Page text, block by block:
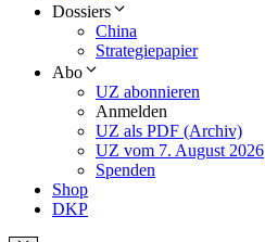
Dossiers
China
Strategiepapier
Abo
UZ abonnieren
Anmelden
UZ als PDF (Archiv)
UZ vom 7. August 2026
Spenden
Shop
DKP